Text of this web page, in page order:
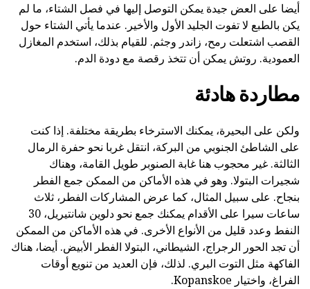
أيضا على العض جيدة يمكن التوصل إليها في فصل الشتاء، ما لم
يكن بالطبع لا تفوت الجليد الأول والأخير. عندما يأتي الشتاء حول
القصب اشتعلت رمح، زاندر وجثم. للقيام بذلك، استخدم المغازل
العمودية. روتش يمكن أن تتخذ رقصة مع دودة الدم.
مطاردة هادئة
ولكن على البحيرة، يمكنك الاسترخاء بطريقة مختلفة. إذا كنت
على الشاطئ الجنوبي من البركة، انتقل غربا نحو حفرة الرمال
الثالثة. غير محجوب هنا غابة الصنوبر طويل القامة، وهناك
شجيرات البتولا. وهو في هذه الأماكن من الممكن جمع الفطر
بنجاح. على سبيل المثال، كما عرض المشاركات الفطر، ثلاث
ساعات سيرا على الأقدام يمكنك جمع نحو دلوين شانتيريل، 30
النفط وعدد قليل من الأنواع الأخرى. في هذه الأماكن من الممكن
أن تجد الحور الرجراج، الشيطاني، البتولا الفطر الأبيض. أيضا، هناك
الفاكهة مثل التوت البري. لذلك، فإن العديد من تنويع أوقات
الفراغ، واختيار Kopanskoe.